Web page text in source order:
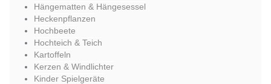
Hängematten & Hängesessel
Heckenpflanzen
Hochbeete
Hochteich & Teich
Kartoffeln
Kerzen & Windlichter
Kinder Spielgeräte